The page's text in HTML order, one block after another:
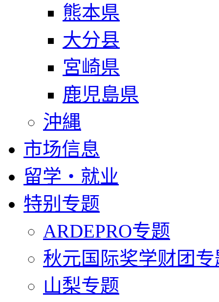
熊本県
大分县
宮崎県
鹿児島県
沖縄
市场信息
留学・就业
特别专题
ARDEPRO专题
秋元国际奖学财团专
山梨专题